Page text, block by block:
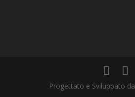
Progettato e Sviluppato da